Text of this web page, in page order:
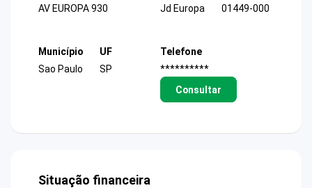
AV EUROPA 930
Jd Europa
01449-000
Município
Sao Paulo
UF
SP
Telefone
**********
Consultar
Situação financeira